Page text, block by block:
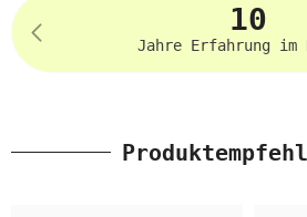
10
Jahre Erfahrung im